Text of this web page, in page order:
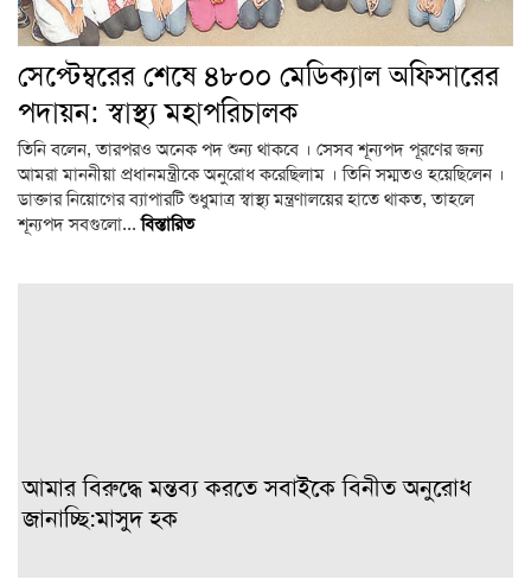
সেপ্টেম্বরের শেষে ৪৮০০ মেডিক্যাল অফিসারের
পদায়ন: স্বাস্থ্য মহাপরিচালক
তিনি বলেন, তারপরও অনেক পদ শুন্য থাকবে । সেসব শূন্যপদ পূরণের জন্য
আমরা মাননীয়া প্রধানমন্ত্রীকে অনুরোধ করেছিলাম । তিনি সম্মতও হয়েছিলেন ।
ডাক্তার নিয়োগের ব্যাপারটি শুধুমাত্র স্বাস্থ্য মন্ত্রণালয়ের হাতে থাকত, তাহলে
শূন্যপদ সবগুলো... বিস্তারিত
আমার বিরুদ্ধে মন্তব্য করতে সবাইকে বিনীত অনুরোধ
জানাচ্ছি:মাসুদ হক